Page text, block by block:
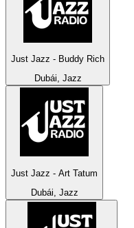
Just Jazz - Buddy Rich
Dubái, Jazz
Just Jazz - Art Tatum
Dubái, Jazz